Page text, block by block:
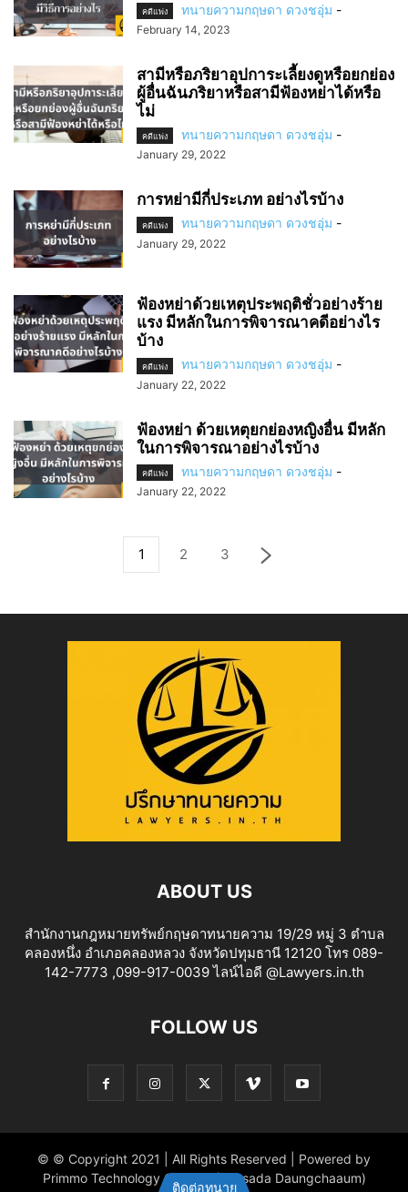
คดีแพ่ง ทนายความกฤษดา ดวงชอุ่ม -
February 14, 2023
สามีหรือภริยาอุปการะเลี้ยงดูหรือยกย่อง
ผู้อื่นฉันภริยาหรือสามีฟ้องหย่าได้หรือ
ไม่
คดีแพ่ง ทนายความกฤษดา ดวงชอุ่ม -
January 29, 2022
การหย่ามีกี่ประเภท อย่างไรบ้าง
คดีแพ่ง ทนายความกฤษดา ดวงชอุ่ม -
January 29, 2022
ฟ้องหย่าด้วยเหตุประพฤติชั่วอย่างร้าย
แรง มีหลักในการพิจารณาคดีอย่างไร
บ้าง
คดีแพ่ง ทนายความกฤษดา ดวงชอุ่ม -
January 22, 2022
ฟ้องหย่า ด้วยเหตุยกย่องหญิงอื่น มีหลัก
ในการพิจารณาอย่างไรบ้าง
คดีแพ่ง ทนายความกฤษดา ดวงชอุ่ม -
January 22, 2022
1 2 3
ABOUT US
สำนักงานกฎหมายทรัพย์กฤษดาทนายความ 19/29 หมู่ 3 ตำบล
คลองหนึ่ง อำเภอคลองหลวง จังหวัดปทุมธานี 12120 โทร 089-
142-7773 ,099-917-0039 ไลน์ไอดี @Lawyers.in.th
FOLLOW US
© © Copyright 2021 | All Rights Reserved | Powered by
Primmo Technology Co.,Ltd. (Khitsada Daungchaaum)
ติดต่อทนาย